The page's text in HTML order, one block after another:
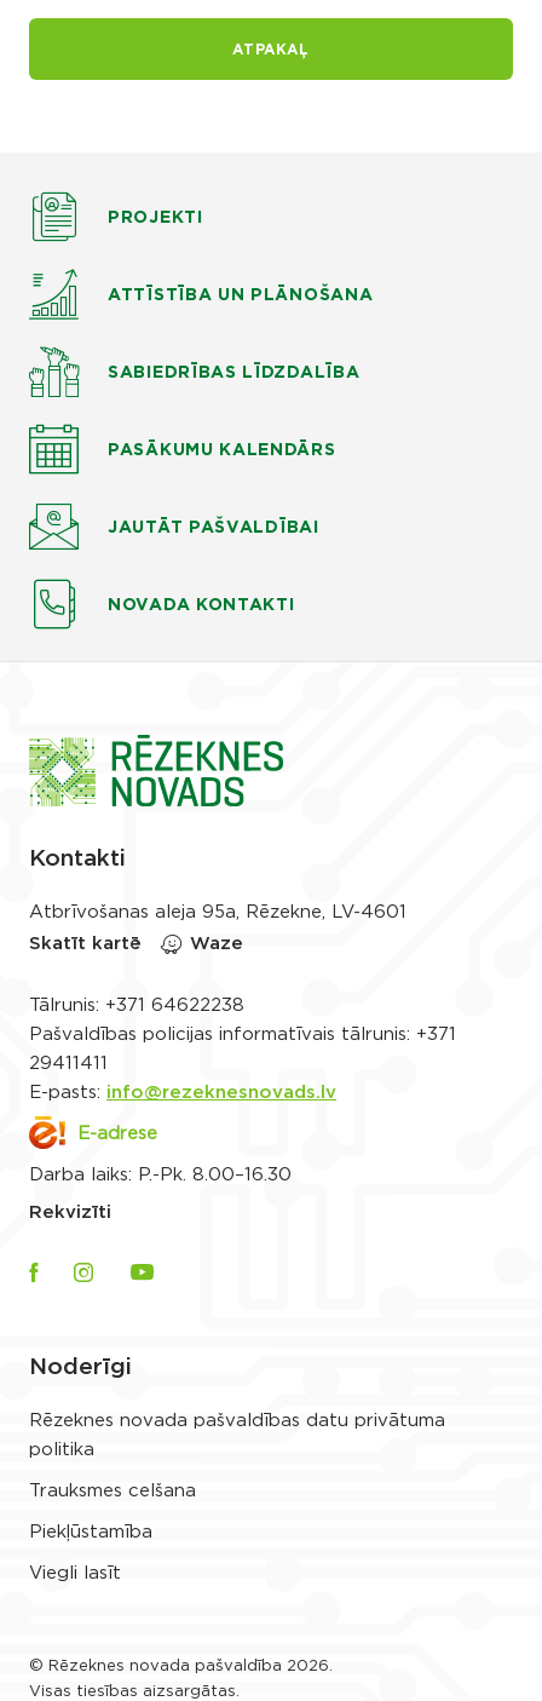
ATPAKAĻ
PROJEKTI
ATTĪSTĪBA UN PLĀNOŠANA
SABIEDRĪBAS LĪDZDALĪBA
PASĀKUMU KALENDĀRS
JAUTĀT PAŠVALDĪBAI
NOVADA KONTAKTI
Kontakti
Atbrīvošanas aleja 95a, Rēzekne, LV-4601
Skatīt kartē
Waze
Tālrunis: +371 64622238
Pašvaldības policijas informatīvais tālrunis: +371
29411411
E-pasts: info@rezeknesnovads.lv
E-adrese
Darba laiks: P.-Pk. 8.00–16.30
Rekvizīti
Noderīgi
Rēzeknes novada pašvaldības datu privātuma
politika
Trauksmes celšana
Piekļūstamība
Viegli lasīt
© Rēzeknes novada pašvaldība 2026.
Visas tiesības aizsargātas.